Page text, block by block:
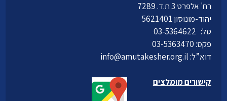
רח' אלפרט 3 ת.ד. 7289
יהוד-מונוסון 5621401
טל:
פקס: 03-5363470
דוא”ל:info@amutakesher.org.il
קישורים מומלצים